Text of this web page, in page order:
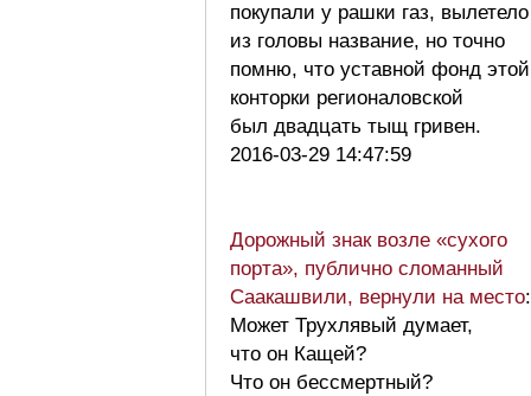
покупали у рашки газ, вылетело
из головы название, но точно
помню, что уставной фонд этой
конторки регионаловской
был двадцать тыщ гривен.
2016-03-29 14:47:59
Дорожный знак возле «сухого
порта», публично сломанный
Саакашвили, вернули на место:
Может Трухлявый думает,
что он Кащей?
Что он бессмертный?